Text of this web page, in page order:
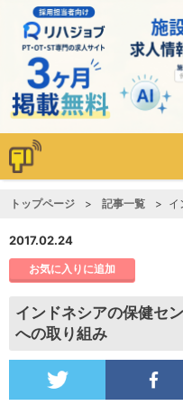
トップページ 記事一覧 イ
2017.02.24
お気に入りに追加
インドネシアの保健セ
への取り組み